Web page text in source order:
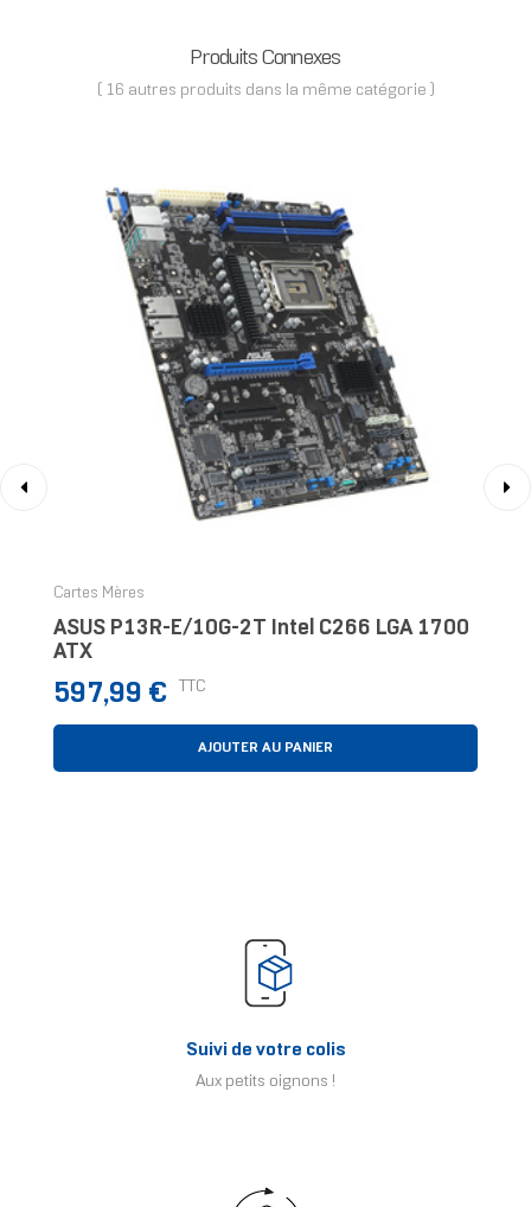
Produits Connexes
( 16 autres produits dans la même catégorie )
Cartes Mères
ASUS P13R-E/10G-2T Intel C266 LGA 1700
ATX
Prix
597,99 € TTC
AJOUTER AU PANIER
Suivi de votre colis
Aux petits oignons !